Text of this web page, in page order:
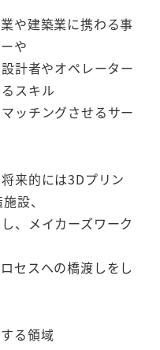
や建築業に携わる事
や
計者やオペレーター
スキル
ッチングさせるサー
来的には3Dプリン
設、
、メイカーズワーク
セスへの橋渡しをし
る領域